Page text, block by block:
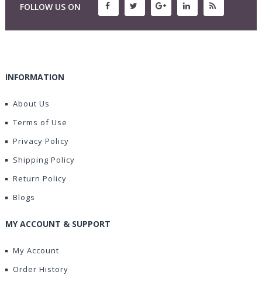
FOLLOW US ON
INFORMATION
About Us
Terms of Use
Privacy Policy
Shipping Policy
Return Policy
Blogs
MY ACCOUNT & SUPPORT
My Account
Order History